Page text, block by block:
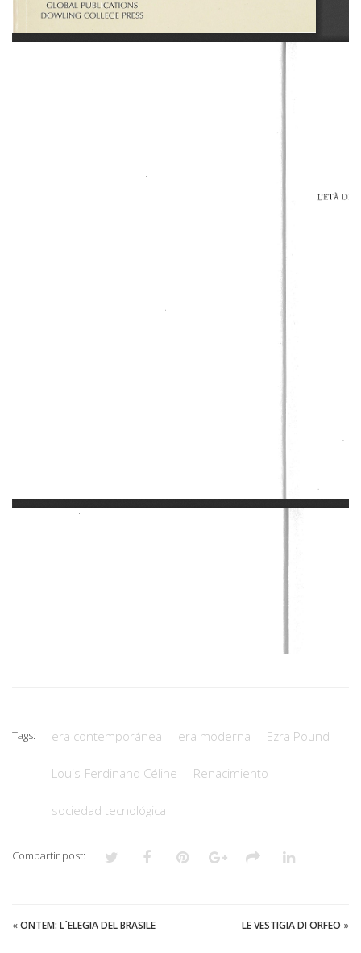
Tags: era contemporánea era moderna Ezra Pound
Louis-Ferdinand Céline Renacimiento
sociedad tecnológica
Compartir post:
«ONTEM: L´ELEGIA DEL BRASILE LE VESTIGIA DI ORFEO »